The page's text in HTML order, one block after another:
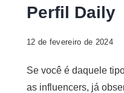
Perfil Daily
12 de fevereiro de 2024
Se você é daquele
as influencers, já